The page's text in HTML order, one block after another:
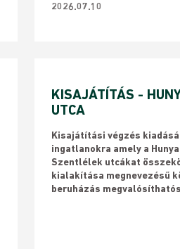
2026.07.10
KISAJÁTÍTÁS -
UTCA
Kisajátítási végzés
ingatlanokra amely a
Szentlélek utcákat
kialakítása megnevezésű
beruházás